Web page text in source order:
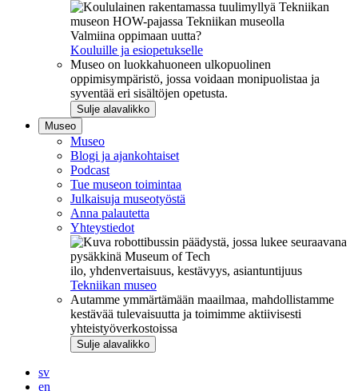
Valmiina oppimaan uutta?
Kouluille ja esiopetukselle
Museo on luokkahuoneen ulkopuolinen
oppimisympäristö, jossa voidaan monipuolistaa ja
syventää eri sisältöjen opetusta.
Sulje alavalikko
Museo
Museo
Blogi ja ajankohtaiset
Podcast
Tue museon toimintaa
Julkaisuja museotyöstä
Anna palautetta
Yhteystiedot
ilo, yhdenvertaisuus, kestävyys, asiantuntijuus
Tekniikan museo
Autamme ymmärtämään maailmaa, mahdollistamme
kestävää tulevaisuutta ja toimimme aktiivisesti
yhteistyöverkostoissa
Sulje alavalikko
sv
en